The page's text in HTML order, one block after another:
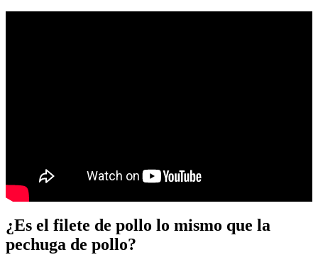
¿Es el filete de pollo lo mismo que la
pechuga de pollo?